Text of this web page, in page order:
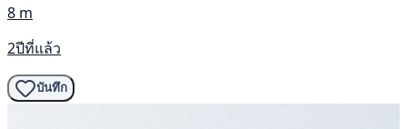
8 m
2ปีที่แล้ว
บันทึก